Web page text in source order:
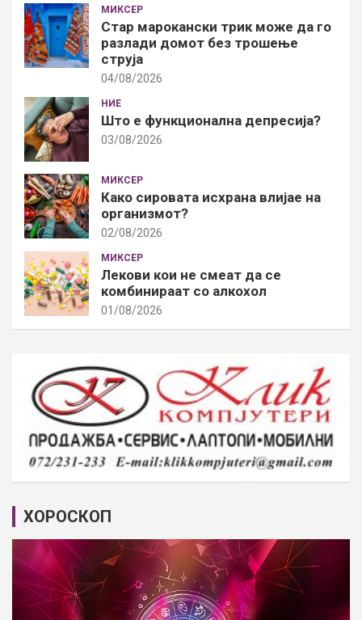
МИКСЕР
Стар марокански трик може да го
разлади домот без трошење
струја
04/08/2026
НИЕ
Што е функционална депресија?
03/08/2026
МИКСЕР
Како сировата исхрана влијае на
организмот?
02/08/2026
МИКСЕР
Лекови кои не смеат да се
комбинираат со алкохол
01/08/2026
ХОРОСКОП